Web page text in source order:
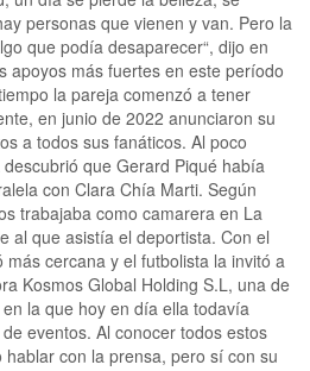
personas que vienen y van. Pero la
que podía desaparecer“, dijo en
apoyos más fuertes en este período
la pareja comenzó a tener
en junio de 2022 anunciaron su
a todos sus fanáticos. Al poco
que Gerard Piqué había
con Clara Chía Marti. Según
trabajaba como camarera en La
al que asistía el deportista. Con el
cercana y el futbolista la invitó a
Kosmos Global Holding S.L, una de
la que hoy en día ella todavía
eventos. Al conocer todos estos
con la prensa, pero sí con su